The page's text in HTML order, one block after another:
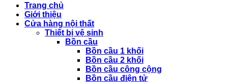
Trang chủ
Giới thiệu
Cửa hàng nội thất
Thiết bị vệ sinh
Bồn cầu
Bồn cầu 1 khối
Bồn cầu 2 khối
Bồn cầu công cộng
Bồn cầu điện tử